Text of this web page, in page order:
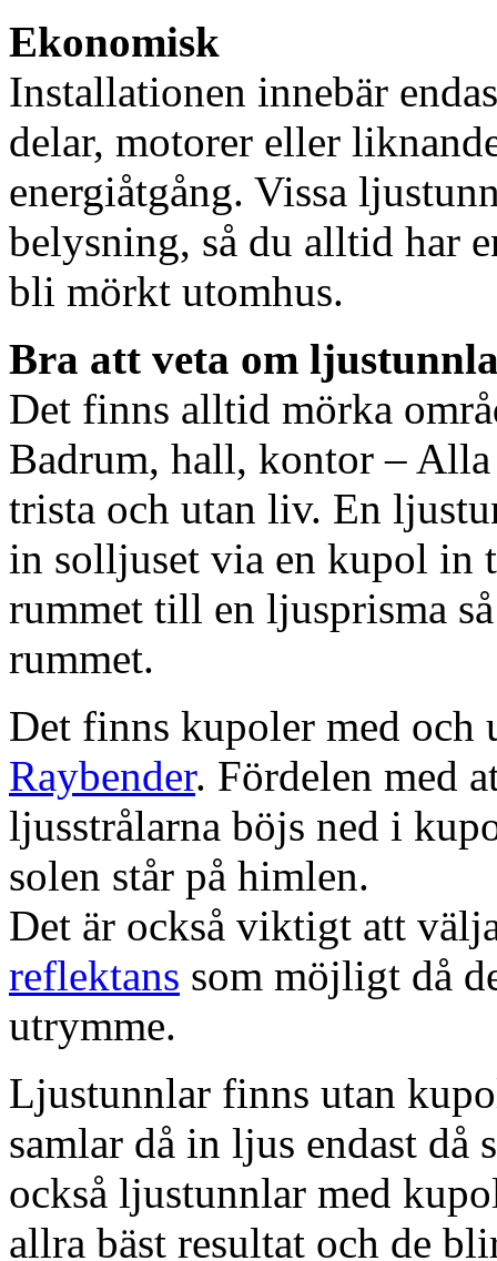
Ekonomisk
Installationen innebär
delar, motorer eller
energiåtgång. Vissa
belysning, så du alltid har
bli mörkt utomhus.
Bra att veta om
Det finns alltid mörka
Badrum, hall, kontor – Alla
trista och utan liv. En
in solljuset via en kupol in
rummet till en ljusprisma
rummet.
Det finns kupoler med och
Raybender. Fördelen med
ljusstrålarna böjs ned i
solen står på himlen.
Det är också viktigt att
reflektans som möjligt då
utrymme.
Ljustunnlar finns utan
samlar då in ljus endast då
också ljustunnlar med
allra bäst resultat och de